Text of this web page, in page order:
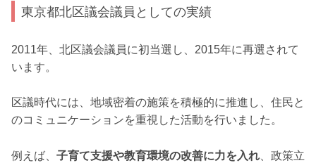
東京都北区議会議員としての実績
2011年、北区議会議員に初当選し、2015年に再選されて
います。
区議時代には、地域密着の施策を積極的に推進し、住民と
のコミュニケーションを重視した活動を行いました。
例えば、 子育て支援や教育環境の改善に力を入れ 、政策立